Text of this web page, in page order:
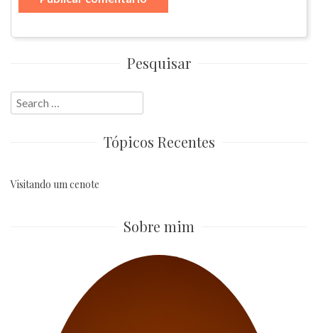
Pesquisar
Search
for:
Tópicos Recentes
Visitando um cenote
Sobre mim